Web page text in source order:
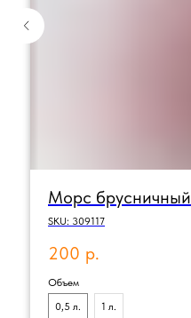
Морс брусничный
SKU: 309117
200 р.
Объем
0,5 л.
1 л.